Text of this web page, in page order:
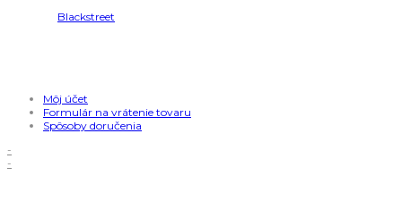
Môj účet
Formulár na vrátenie tovaru
Spôsoby doručenia
-
-